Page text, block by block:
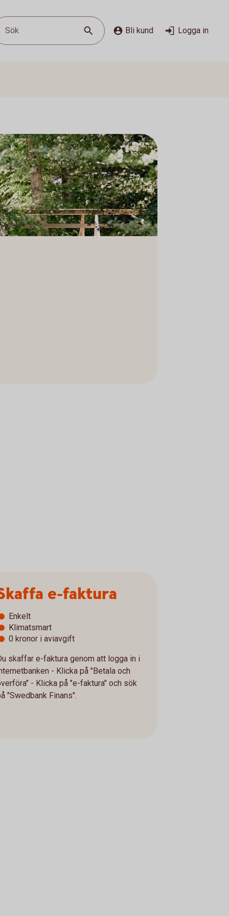
Sök Bli kund Logga in
e-faktura
Enkelt
Klimatsmart
0 kronor i aviavgift
skaffar e-faktura genom att logga in i
- Klicka på "Betala och
- Klicka på "e-faktura" och sök
"Swedbank Finans".